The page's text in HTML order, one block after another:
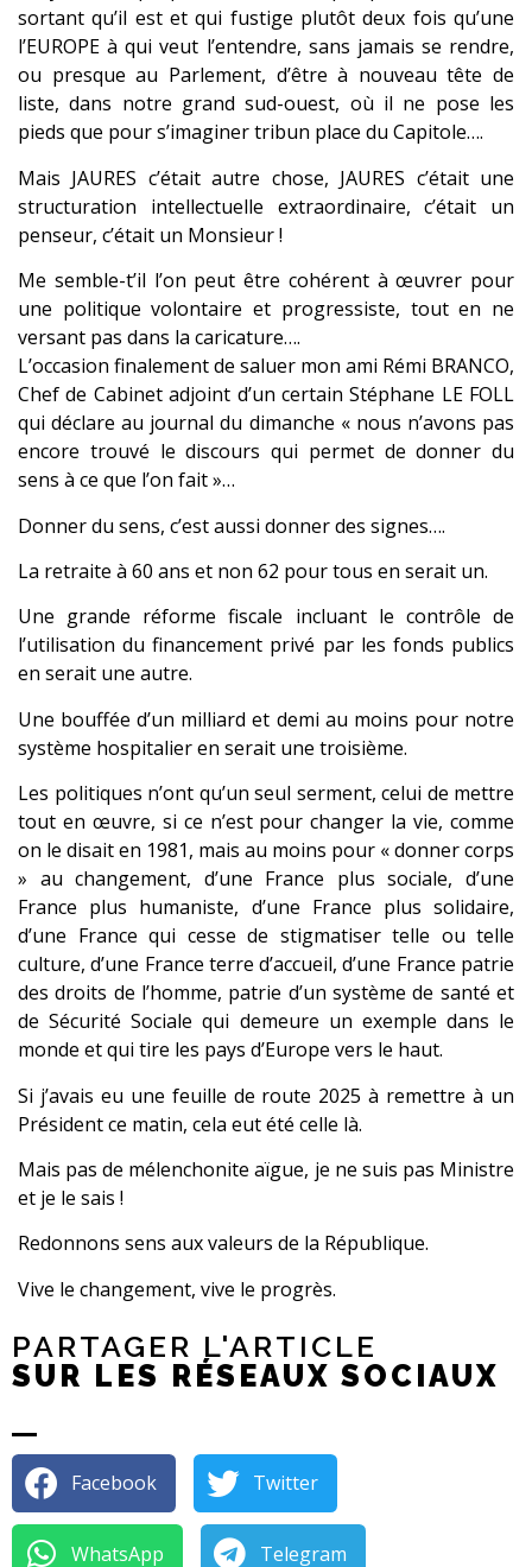
sortant qu’il est et qui fustige plutôt deux fois qu’une
l’EUROPE à qui veut l’entendre, sans jamais se rendre,
ou presque au Parlement, d’être à nouveau tête de
liste, dans notre grand sud-ouest, où il ne pose les
pieds que pour s’imaginer tribun place du Capitole….
Mais JAURES c’était autre chose, JAURES c’était une
structuration intellectuelle extraordinaire, c’était un
penseur, c’était un Monsieur !
Me semble-t’il l’on peut être cohérent à œuvrer pour
une politique volontaire et progressiste, tout en ne
versant pas dans la caricature….
L’occasion finalement de saluer mon ami Rémi BRANCO,
Chef de Cabinet adjoint d’un certain Stéphane LE FOLL
qui déclare au journal du dimanche « nous n’avons pas
encore trouvé le discours qui permet de donner du
sens à ce que l’on fait »…
Donner du sens, c’est aussi donner des signes….
La retraite à 60 ans et non 62 pour tous en serait un.
Une grande réforme fiscale incluant le contrôle de
l’utilisation du financement privé par les fonds publics
en serait une autre.
Une bouffée d’un milliard et demi au moins pour notre
système hospitalier en serait une troisième.
Les politiques n’ont qu’un seul serment, celui de mettre
tout en œuvre, si ce n’est pour changer la vie, comme
on le disait en 1981, mais au moins pour « donner corps
» au changement, d’une France plus sociale, d’une
France plus humaniste, d’une France plus solidaire,
d’une France qui cesse de stigmatiser telle ou telle
culture, d’une France terre d’accueil, d’une France patrie
des droits de l’homme, patrie d’un système de santé et
de Sécurité Sociale qui demeure un exemple dans le
monde et qui tire les pays d’Europe vers le haut.
Si j’avais eu une feuille de route 2025 à remettre à un
Président ce matin, cela eut été celle là.
Mais pas de mélenchonite aïgue, je ne suis pas Ministre
et je le sais !
Redonnons sens aux valeurs de la République.
Vive le changement, vive le progrès.
PARTAGER L'ARTICLE
SUR LES RÉSEAUX SOCIAUX
Facebook Twitter
WhatsApp Telegram